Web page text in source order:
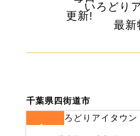
いろどり
最新
千葉県四街道市
1